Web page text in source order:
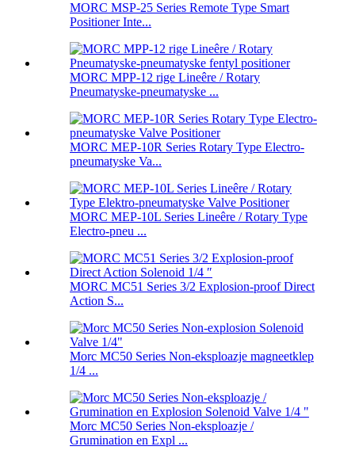
MORC MSP-25 Series Remote Type Smart
Positioner Inte...
MORC MPP-12 rige Lineêre / Rotary
Pneumatyske-pneumatyske ...
MORC MEP-10R Series Rotary Type Electro-
pneumatyske Va...
MORC MEP-10L Series Lineêre / Rotary Type
Electro-pneu ...
MORC MC51 Series 3/2 Explosion-proof Direct
Action S...
Morc MC50 Series Non-eksploazje magneetklep
1/4 ...
Morc MC50 Series Non-eksploazje /
Grumination en Expl ...